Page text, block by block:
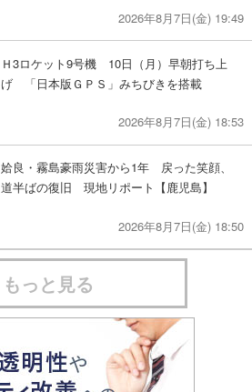
2026年8月7日(金) 19:49
Ｈ3ロケット9号機 10日（月）早朝打ち上
げ 「日本版ＧＰＳ」みちびきを搭載
2026年8月7日(金) 18:53
姶良・霧島豪雨災害から1年 戻った笑顔、
道半ばの復旧 現地リポート【鹿児島】
2026年8月7日(金) 18:50
もっと見る